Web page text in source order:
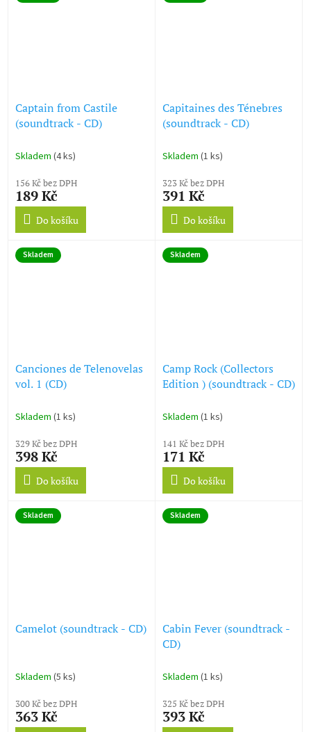
Captain from Castile
(soundtrack - CD)
Skladem (4 ks)
156 Kč bez DPH
189 Kč
Do košíku
Capitaines des Ténebres
(soundtrack - CD)
Skladem (1 ks)
323 Kč bez DPH
391 Kč
Do košíku
Skladem
Canciones de Telenovelas
vol. 1 (CD)
Skladem (1 ks)
329 Kč bez DPH
398 Kč
Do košíku
Skladem
Camp Rock (Collectors
Edition ) (soundtrack - CD)
Skladem (1 ks)
141 Kč bez DPH
171 Kč
Do košíku
Skladem
Camelot (soundtrack - CD)
Skladem (5 ks)
300 Kč bez DPH
363 Kč
Skladem
Cabin Fever (soundtrack -
CD)
Skladem (1 ks)
325 Kč bez DPH
393 Kč